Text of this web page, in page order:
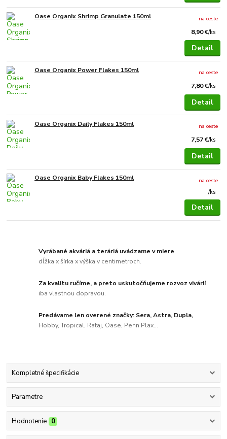
Oase Organix Shrimp Granulate 150ml
8,90 €/ks
na ceste
Detail
Oase Organix Power Flakes 150ml
7,80 €/ks
na ceste
Detail
Oase Organix Daily Flakes 150ml
7,57 €/ks
na ceste
Detail
Oase Organix Baby Flakes 150ml
/ks
na ceste
Detail
Vyrábané akváriá a teráriá uvádzame v miere
dĺžka x šírka x výška v centimetroch.
Za kvalitu ručíme, a preto uskutočňujeme rozvoz vivárií
iba vlastnou dopravou.
Predávame len overené značky: Sera, Astra, Dupla,
Hobby, Tropical, Rataj, Oase, Penn Plax...
Kompletné špecifikácie
Parametre
Hodnotenie 0